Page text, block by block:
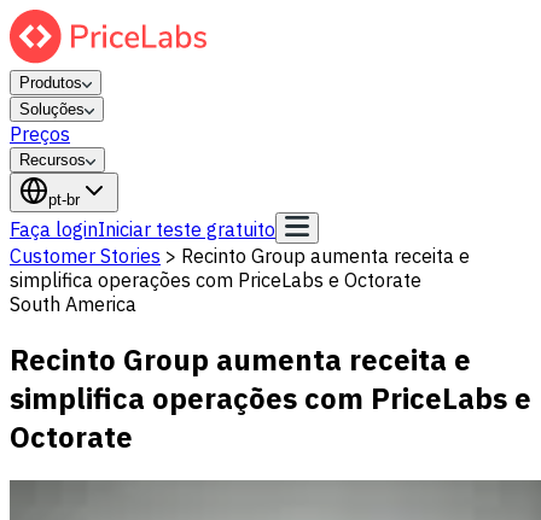
Produtos
Soluções
Preços
Recursos
pt-br
Faça loginIniciar teste gratuito
Customer Stories > Recinto Group aumenta receita e
simplifica operações com PriceLabs e Octorate
South America
Recinto Group aumenta receita e
simplifica operações com PriceLabs e
Octorate